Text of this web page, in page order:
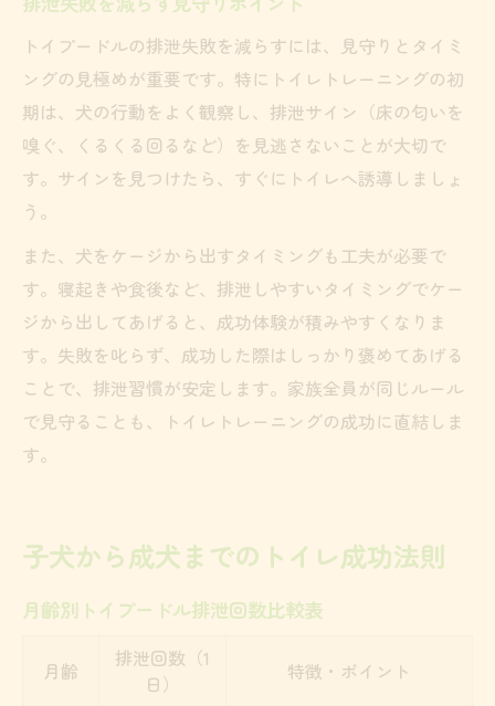
トイプードルの排泄失敗を減らすには、見守りとタイミ
ングの見極めが重要です。特にトイレトレーニングの初
期は、犬の行動をよく観察し、排泄サイン（床の匂いを
嗅ぐ、くるくる回るなど）を見逃さないことが大切で
す。サインを見つけたら、すぐにトイレへ誘導しましょ
う。
また、犬をケージから出すタイミングも工夫が必要で
す。寝起きや食後など、排泄しやすいタイミングでケー
ジから出してあげると、成功体験が積みやすくなりま
す。失敗を叱らず、成功した際はしっかり褒めてあげる
ことで、排泄習慣が安定します。家族全員が同じルール
で見守ることも、トイレトレーニングの成功に直結しま
す。
子犬から成犬までのトイレ成功法則
月齢別トイプードル排泄回数比較表
月齢
排泄回数（1
日）
特徴・ポイント